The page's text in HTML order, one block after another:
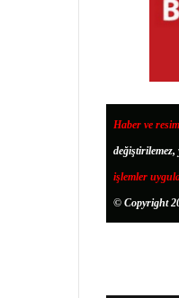
Haber ve
değiştirilemez,
işlemler
© Copyright